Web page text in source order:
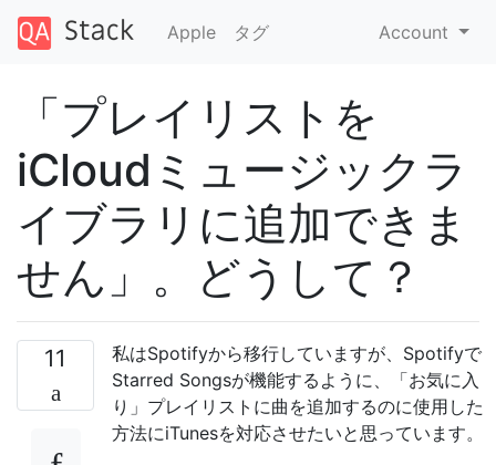
Apple タグ Account
「プレイリストを
iCloudミュージックラ
イブラリに追加できま
せん」。どうして？
11
私はSpotifyから移行していますが、Spotifyで
Starred Songsが機能するように、「お気に入
り」プレイリストに曲を追加するのに使用した
方法にiTunesを対応させたいと思っています。